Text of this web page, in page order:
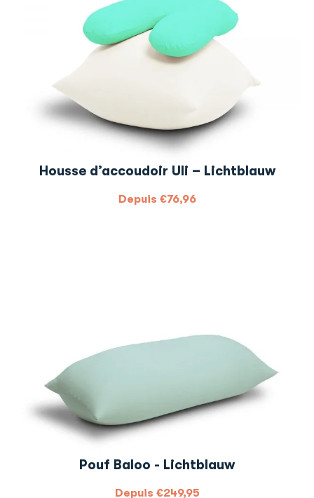
Housse d’accoudoir Uli – Lichtblauw
Depuis €76,96
Pouf Baloo - Lichtblauw
Depuis €249,95